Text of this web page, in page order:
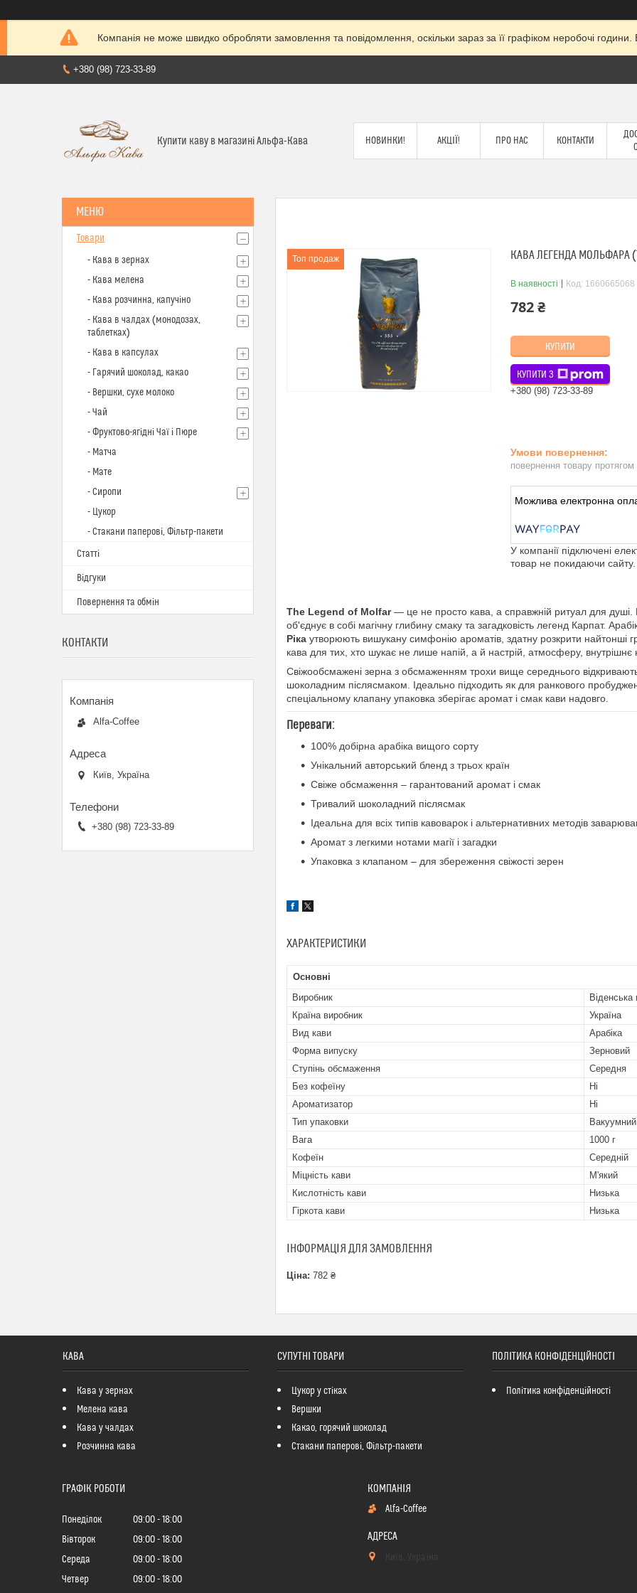
Компанія не може швидко обробляти замовлення та повідомлення, оскільки зараз за її графіком неробочі
+380 (98) 723-33-89
Купити каву в магазині Альфа-Кава НОВИНКИ! АКЦІЇ! ПРО НАС КОНТАКТИ
Топ продаж КАВА ЛЕГЕНДА МОЛЬФАРА
В наявності Код: 1660665068
782 ₴
КУПИТИ
КУПИТИ З
+380 (98) 723-33-89
повернення товару протягом
У компанії підключені
товар не покидаючи сайту.
The Legend of Molfar— це не просто кава, а справжній ритуал для душі.
об'єднує в собі магічну глибину смаку та загадковість легенд Карпат.
Ріка утворюють вишукану симфонію ароматів, здатну розкрити
кава для тих, хто шукає не лише напій, а й настрій, атмосферу, внутрішнє
Свіжообсмажені зерна з обсмаженням трохи вище середнього
шоколадним післясмаком. Ідеально підходить як для ранкового
спеціальному клапану упаковка зберігає аромат і смак кави надовго.
Переваги:
100% добірна арабіка вищого сорту
Унікальний авторський бленд з трьох країн
Свіже обсмаження – гарантований аромат і смак
Тривалий шоколадний післясмак
Ідеальна для всіх типів кавоварок і альтернативних методів
Аромат з легкими нотами магії і загадки
Упаковка з клапаном – для збереження свіжості зерен
ХАРАКТЕРИСТИКИ
Основні
Виробник
Віденська
Країна виробник
Україна
Вид кави
Арабіка
Форма випуску
Зерновий
Ступінь обсмаження
Середня
Без кофеїну
Ні
Ароматизатор
Ні
Тип упаковки
Вага
1000 г
Кофеїн
Середній
Міцність кави
М'який
Кислотність кави
Низька
Гіркота кави
Низька
ІНФОРМАЦІЯ ДЛЯ ЗАМОВЛЕННЯ
Ціна: 782 ₴
Товари
- Кава в зернах
- Кава мелена
- Кава розчинна, капучіно
- Кава в чалдах (монодозах,
таблетках)
- Кава в капсулах
- Гарячий шоколад, какао
- Вершки, сухе молоко
- Чай
- Фруктово-ягідні Чаї і Пюре
- Матча
- Мате
- Сиропи
- Цукор
- Стакани паперові, Фільтр-пакети
Статті
Відгуки
Повернення та обмін
КОНТАКТИ
Alfa-Coffee
Київ, Україна
+380 (98) 723-33-89
КАВА
Кава у зернах
Мелена кава
Кава у чалдах
Розчинна кава
СУПУТНІ ТОВАРИ
Цукор у стіках
Вершки
Какао, горячий шоколад
Стакани паперові, Фільтр-пакети
ПОЛІТИКА КОНФІДЕНЦІЙНОСТІ
Політика конфіденційності
ГРАФІК РОБОТИ
Понеділок 09:00
18:00
Вівторок
09:00
18:00
Середа
09:00
18:00
Четвер
09:00 18:00
Alfa-Coffee